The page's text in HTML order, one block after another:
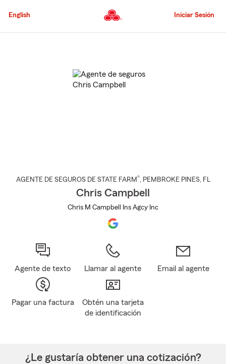
al
principal
English Iniciar Sesión
AGENTE DE SEGUROS DE STATE FARM®, PEMBROKE PINES, FL
Chris Campbell
Chris M Campbell Ins Agcy Inc
Agente de texto Llamar al agente Email al agente
Pagar una factura
Obtén una tarjeta
de identificación
¿Le gustaría obtener una cotización?